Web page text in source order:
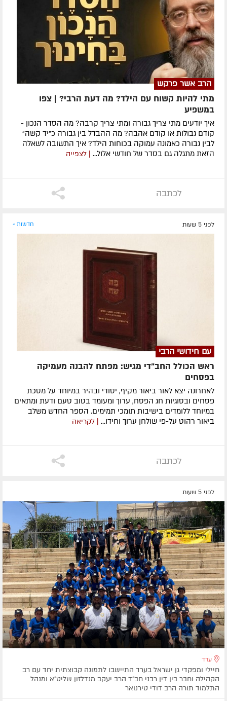
הרב אשר פרקש
מתי להיות קשוח עם הילד? מה דעת הרבי? | צפו
במשפיע
איך יודעים מתי צריך גבורה ומתי צריך קרבה? מה הסדר הנכון -
קודם גבולות או קודם אהבה? מה ההבדל בין גבורה כ"יד קשה"
לבין גבורה כאמונה עמוקה בכוחות הילד? איך התשובה לשאלה
הזאת מתגלה גם בסדר של חודשי אלול... | לצפייה
לכתבה
לפני 5 שעות חדשות »
עם חידושי הרבי
ראש הכולל החב"די מגיש: מפתח להבנה מעמיקה
בפסחים
לאחרונה ​יצא לאור ביאור מקיף, יסודי ובהיר במיוחד על מסכת
פסחים ובסוגיות חג הפסח, ערוך ומעומד בטוב טעם ודעת ומתאים
במיוחד ללומדים בישיבות תומכי תמימים. ​הספר החדש משלב
ביאור רהוט על-פי שולחן ערוך וחידו...
| לקריאה
לכתבה
לפני 5 שעות
ערד
חיילי ומפקדי גן ישראל בערד התיישבו לתמונה קבוצתית יחד עם רב
הקהילה וחבר בין דין רבני חב"ד הרב יעקב מנדלזון שליט"א ומנהל
התלמוד תורה הרב דודי טירנואר